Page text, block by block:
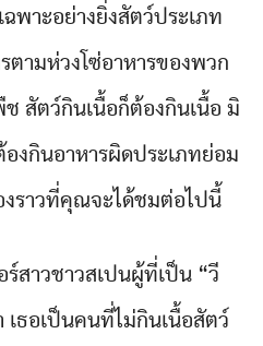
พาะอย่างยิ่งสัตว์ประเภท
ตามห่วงโซ่อาหารของพวก
สัตว์กินเนื้อก็ต้องกินเนื้อ มิ
งกินอาหารผิดประเภทย่อม
งราวที่คุณจะได้ชมต่อไปนี้
สาวชาวสเปนผู้ที่เป็น “วี
ธอเป็นคนที่ไม่กินเนื้อสัตว์